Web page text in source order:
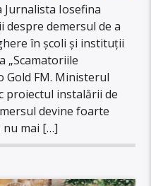
Jurnalista Iosefina
despre demersul de a
în școli și instituții
„Scamatoriile
Gold FM. Ministerul
proiectul instalării de
devine foarte
nu mai […]